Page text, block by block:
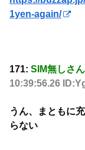
1yen-again/
171: SIM無しさ
10:39:56.26
うん、まともに
らない